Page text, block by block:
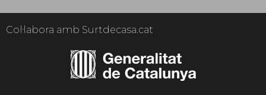
Col·labora amb Surtdecasa.cat